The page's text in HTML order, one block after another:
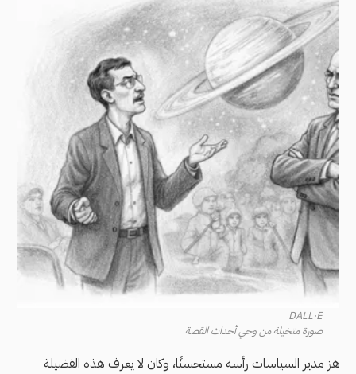
DALL·E
صورة متخيلة من وحي أحداث القصة
هز مدير السياسات رأسه مستحسنًا، وكان لا يعرف هذه الفضيلة